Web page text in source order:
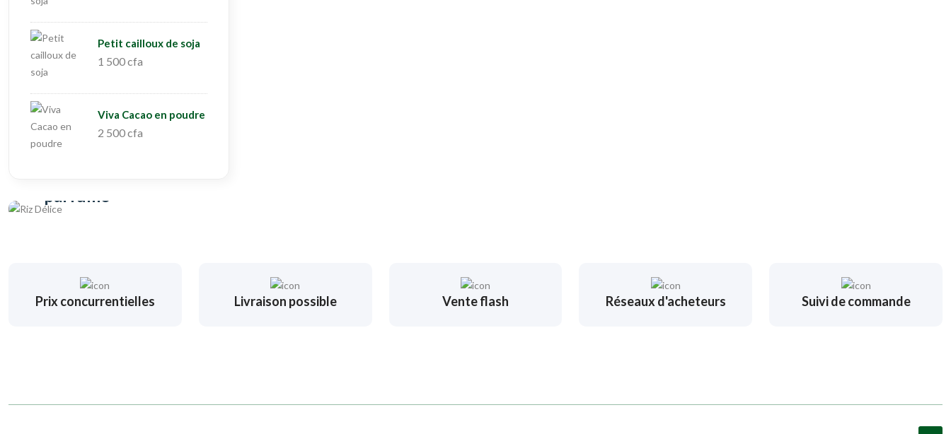
Petit cailloux de soja
1 500 cfa
Viva Cacao en poudre
2 500 cfa
Prix concurrentielles Livraison possible Vente flash Réseaux d'acheteurs Suivi de commande